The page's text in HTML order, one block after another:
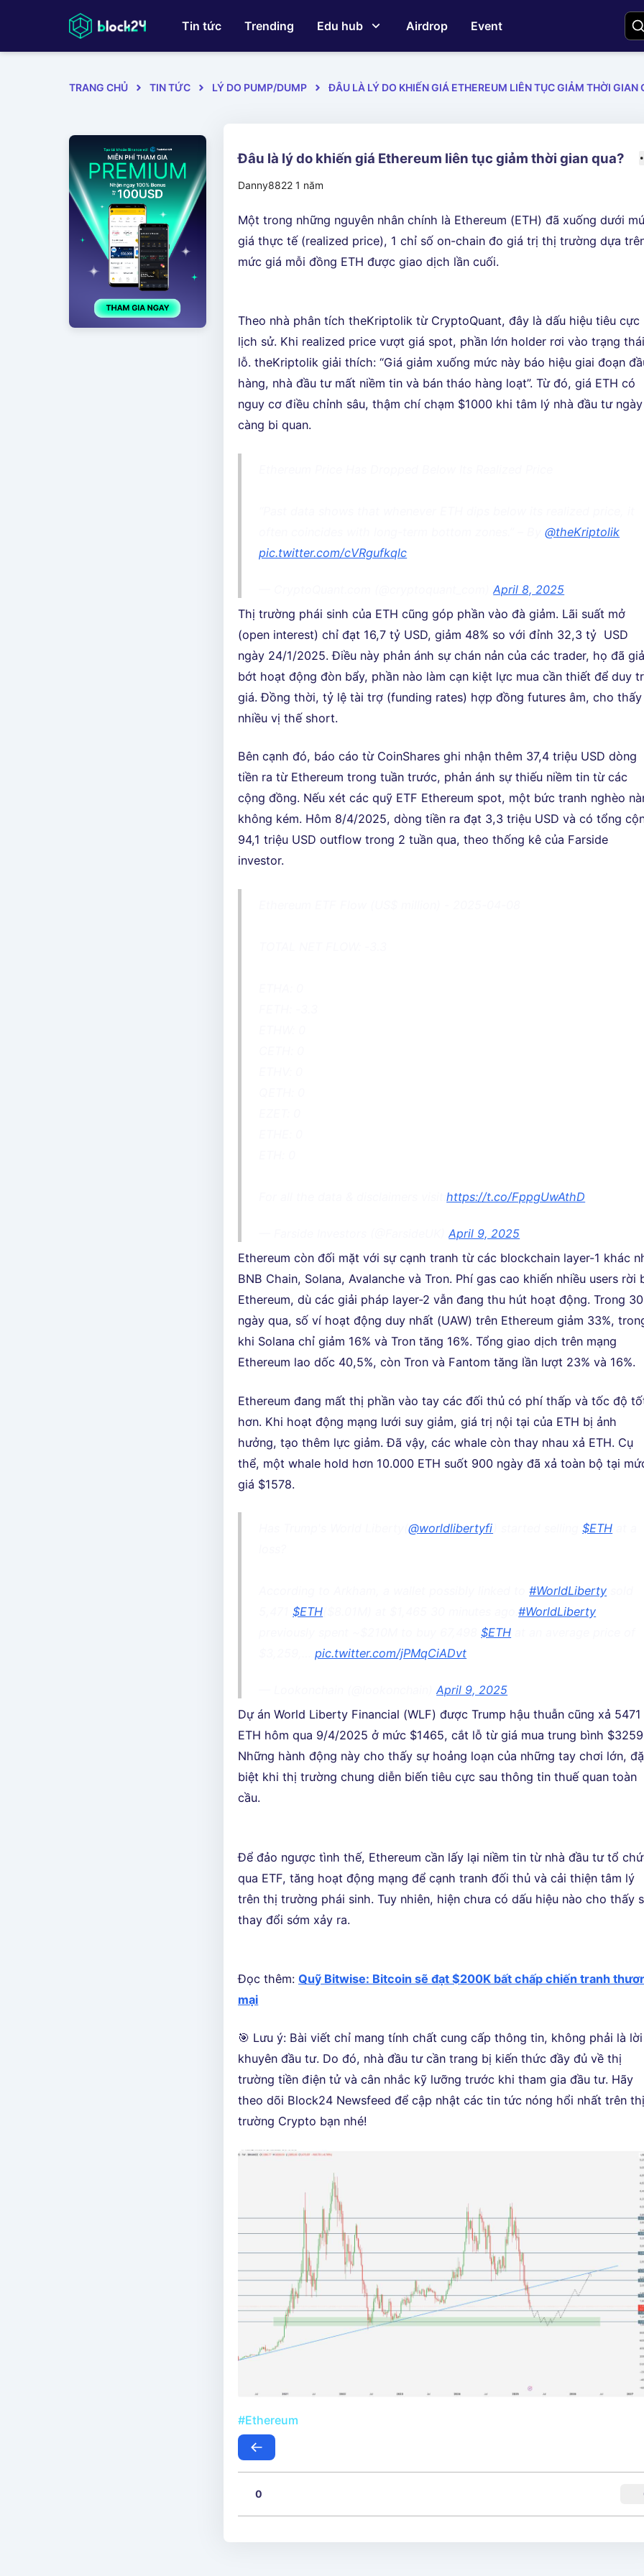
Tin tức Trending Edu hub Airdrop Event
TRANG CHỦ TIN TỨC LÝ DO PUMP/DUMP ĐÂU LÀ LÝ DO KHIẾN GIÁ ETHEREUM LIÊN TỤC GIẢM THỜI GIAN
Đâu là lý do khiến giá Ethereum liên tục giảm thời gian qua?
Danny8822 1 năm
Một trong những nguyên nhân chính là Ethereum (ETH) đã xuống dưới
giá thực tế (realized price), 1 chỉ số on-chain đo giá trị thị trường dựa
mức giá mỗi đồng ETH được giao dịch lần cuối.
Theo nhà phân tích theKriptolik từ CryptoQuant, đây là dấu hiệu tiêu cực
lịch sử. Khi realized price vượt giá spot, phần lớn holder rơi vào trạng
lỗ. theKriptolik giải thích: “Giá giảm xuống mức này báo hiệu giai đoạn
hàng, nhà đầu tư mất niềm tin và bán tháo hàng loạt”. Từ đó, giá ETH có
nguy cơ điều chỉnh sâu, thậm chí chạm $1000 khi tâm lý nhà đầu tư ngày
càng bi quan.
often coincides with long-term bottom zones.” – By@theKriptolik
pic.twitter.com/cVRgufkqlc
— CryptoQuant.com (@cryptoquant_com)April 8, 2025
Thị trường phái sinh của ETH cũng góp phần vào đà giảm. Lãi suất mở
(open interest) chỉ đạt 16,7 tỷ USD, giảm 48% so với đỉnh 32,3 tỷ USD
ngày 24/1/2025. Điều này phản ánh sự chán nản của các trader, họ đã
bớt hoạt động đòn bẩy, phần nào làm cạn kiệt lực mua cần thiết để duy
giá. Đồng thời, tỷ lệ tài trợ (funding rates) hợp đồng futures âm, cho thấy
nhiều vị thế short.
Bên cạnh đó, báo cáo từ CoinShares ghi nhận thêm 37,4 triệu USD dòng
tiền ra từ Ethereum trong tuần trước, phản ánh sự thiếu niềm tin từ các
cộng đồng. Nếu xét các quỹ ETF Ethereum spot, một bức tranh nghèo
không kém. Hôm 8/4/2025, dòng tiền ra đạt 3,3 triệu USD và có tổng
94,1 triệu USD outflow trong 2 tuần qua, theo thống kê của Farside
investor.
For all the data & disclaimers visit:https://t.co/FppgUwAthD
— Farside Investors (@FarsideUK)April 9, 2025
Ethereum còn đối mặt với sự cạnh tranh từ các blockchain layer-1 khác
BNB Chain, Solana, Avalanche và Tron. Phí gas cao khiến nhiều users rời
Ethereum, dù các giải pháp layer-2 vẫn đang thu hút hoạt động. Trong 30
ngày qua, số ví hoạt động duy nhất (UAW) trên Ethereum giảm 33%,
khi Solana chỉ giảm 16% và Tron tăng 16%. Tổng giao dịch trên mạng
Ethereum lao dốc 40,5%, còn Tron và Fantom tăng lần lượt 23% và 16%.
Ethereum đang mất thị phần vào tay các đối thủ có phí thấp và tốc độ
hơn. Khi hoạt động mạng lưới suy giảm, giá trị nội tại của ETH bị ảnh
hưởng, tạo thêm lực giảm. Đã vậy, các whale còn thay nhau xả ETH. Cụ
thể, một whale hold hơn 10.000 ETH suốt 900 ngày đã xả toàn bộ tại
giá $1578.
Has Trump's World Liberty(@worldlibertyfi ) started selling$ETH
According to Arkham, a wallet possibly linked to#WorldLiberty
5,471$ETH ($8.01M) at $1,465 30 minutes ago.#WorldLiberty
previously spent ~$210M to buy 67,498$ETH
$3,259,…pic.twitter.com/jPMqCiADvt
— Lookonchain (@lookonchain)April 9, 2025
Dự án World Liberty Financial (WLF) được Trump hậu thuẫn cũng xả 5471
ETH hôm qua 9/4/2025 ở mức $1465, cắt lỗ từ giá mua trung bình
Những hành động này cho thấy sự hoảng loạn của những tay chơi lớn,
biệt khi thị trường chung diễn biến tiêu cực sau thông tin thuế quan toàn
cầu.
Để đảo ngược tình thế, Ethereum cần lấy lại niềm tin từ nhà đầu tư tổ
qua ETF, tăng hoạt động mạng để cạnh tranh đối thủ và cải thiện tâm lý
trên thị trường phái sinh. Tuy nhiên, hiện chưa có dấu hiệu nào cho thấy
thay đổi sớm xảy ra.
Đọc thêm:Quỹ Bitwise: Bitcoin sẽ đạt $200K bất chấp chiến tranh
mại
🎯 Lưu ý: Bài viết chỉ mang tính chất cung cấp thông tin, không phải là lời
khuyên đầu tư. Do đó, nhà đầu tư cần trang bị kiến thức đầy đủ về thị
trường tiền điện tử và cân nhắc kỹ lưỡng trước khi tham gia đầu tư. Hãy
theo dõi Block24 Newsfeed để cập nhật các tin tức nóng hổi nhất trên
trường Crypto bạn nhé!
#Ethereum
0